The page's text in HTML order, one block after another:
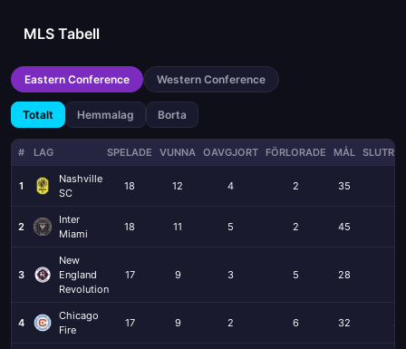
MLS Tabell
Eastern Conference Western Conference
Totalt Hemmalag Borta
# LAG SPELADE VUNNA OAVGJORT FÖRLORADE MÅL
1
Nashville
SC
18 12 4 2 35
2
Inter
Miami
18 11 5 2 45
3
New
England
Revolution
17 9 3 5 28
4
Chicago
Fire
17 9 2 6 32 23